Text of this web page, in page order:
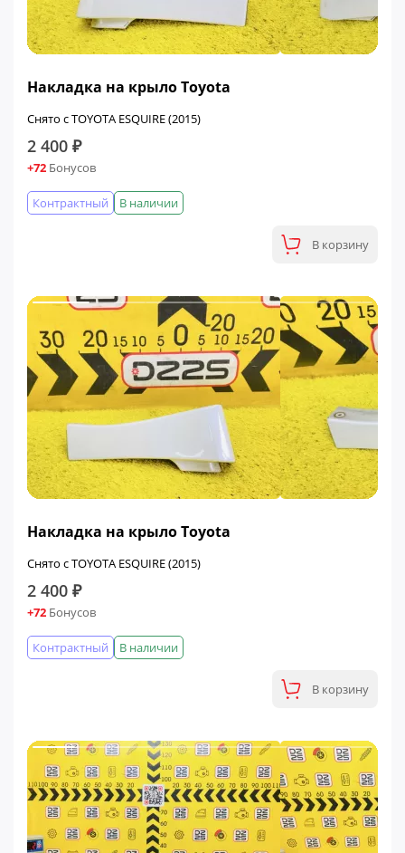
Накладка на крыло Toyota
Снято с TOYOTA ESQUIRE (2015)
2 400 ₽
+72 Бонусов
В наличии
Контрактный
В корзину
Накладка на крыло Toyota
Снято с TOYOTA ESQUIRE (2015)
2 400 ₽
+72 Бонусов
В наличии
Контрактный
В корзину